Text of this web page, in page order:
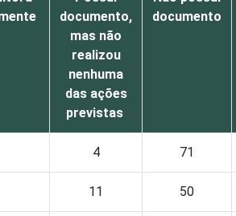
documento,
mas não
realizou
nenhuma
das ações
previstas
documento
4 71
11 50